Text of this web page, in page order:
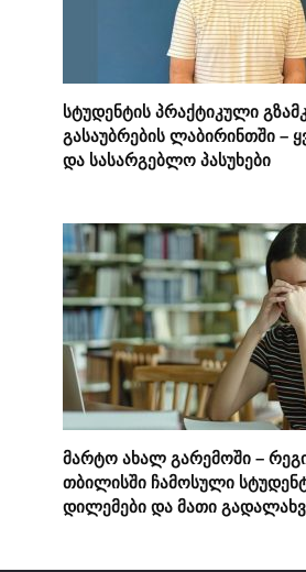
სტუდენტის პრაქტიკული
გასაუბრების ლაბირინთში –
და სასარგებლო პასუხები
მარტო ახალ გარემოში –
თბილისში ჩამოსული
დილემები და მათი